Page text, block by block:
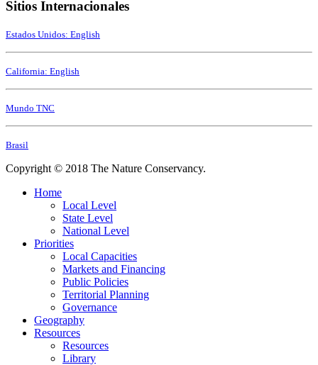
Sitios Internacionales
Estados Unidos: English
California: English
Mundo TNC
Brasil
Copyright © 2018 The Nature Conservancy.
Home
Local Level
State Level
National Level
Priorities
Local Capacities
Markets and Financing
Public Policies
Territorial Planning
Governance
Geography
Resources
Resources
Library